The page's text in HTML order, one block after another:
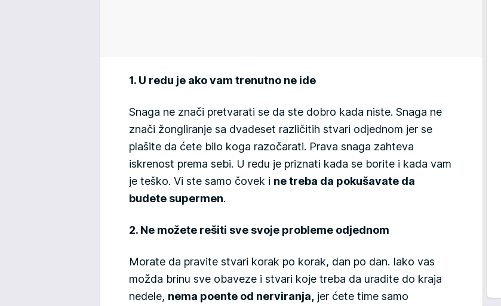
1. U redu je ako vam trenutno ne ide
Snaga ne znači pretvarati se da ste dobro kada niste. Snaga ne
znači žongliranje sa dvadeset različitih stvari odjednom jer se
plašite da ćete bilo koga razočarati. Prava snaga zahteva
iskrenost prema sebi. U redu je priznati kada se borite i kada vam
je teško. Vi ste samo čovek i ne treba da pokušavate da
budete supermen.
2. Ne možete rešiti sve svoje probleme odjednom
Morate da pravite stvari korak po korak, dan po dan. Iako vas
možda brinu sve obaveze i stvari koje treba da uradite do kraja
nedele, nema poente od nerviranja, jer ćete time samo